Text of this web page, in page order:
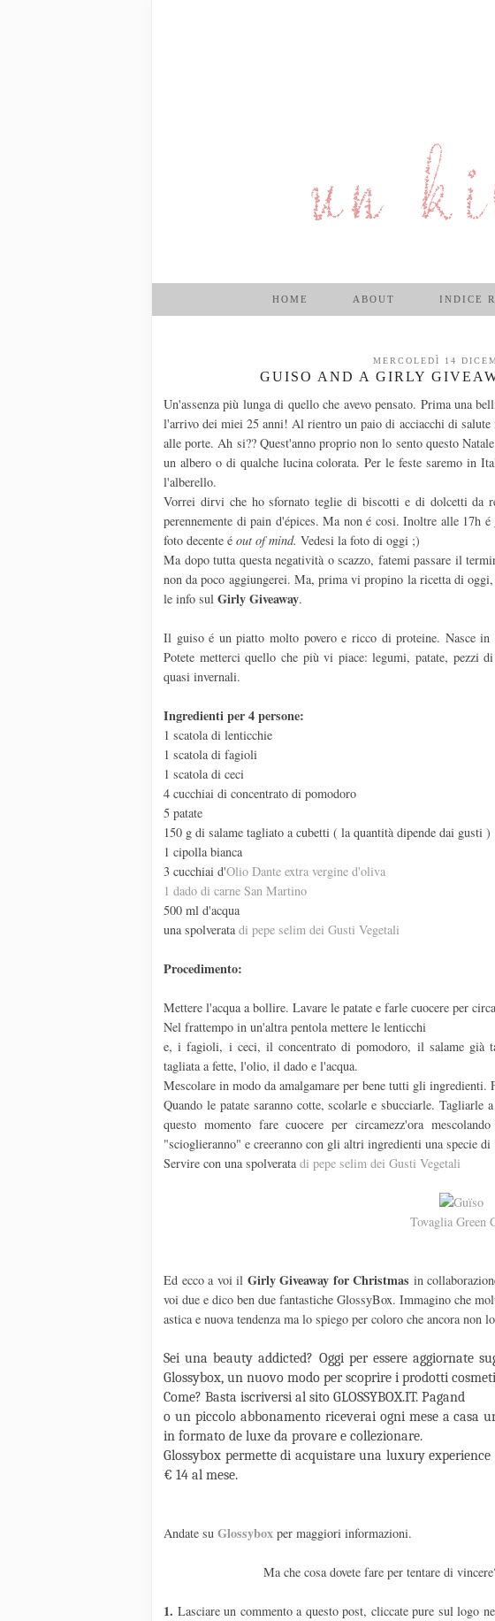
HOME ABOUT INDICE
MERCOLEDÌ 14
GUISO AND A GIRLY
Un'assenza più lunga di quello che avevo pensato. Prima una
l'arrivo dei miei 25 anni! Al rientro un paio di acciacchi di
alle porte. Ah si?? Quest'anno proprio non lo sento questo
un albero o di qualche lucina colorata. Per le feste saremo in
l'alberello.
Vorrei dirvi che ho sfornato teglie di biscotti e di dolcetti da
perennemente di pain d'épices. Ma non é cosi. Inoltre alle 17h
foto decente é out of mind. Vedesi la foto di oggi ;)
Ma dopo tutta questa negatività o scazzo, fatemi passare il
non da poco aggiungerei. Ma, prima vi propino la ricetta di
le info sul GirlyGiveaway.
Il guiso é un piatto molto povero e ricco di proteine. Nasce
Potete metterci quello che più vi piace: legumi, patate, pezzi
quasi invernali.
Ingredienti per 4 persone:
1 scatola di lenticchie
1 scatola di fagioli
1 scatola di ceci
4 cucchiai di concentrato di pomodoro
5 patate
150 g di salame tagliato a cubetti ( la quantità dipende dai gusti )
1 cipolla bianca
3 cucchiai d'Olio Dante extra vergine d'oliva
1 dado di carne San Martino
500 ml d'acqua
una spolveratadi pepe selim dei Gusti Vegetali
Procedimento:
Mettere l'acqua a bollire. Lavare le patate e farle cuocere per
Nel frattempo in un'altra pentola mettere le lenticchi
e, i fagioli, i ceci, il concentrato di pomodoro, il salame già
tagliata a fette, l'olio, il dado e l'acqua.
Mescolare in modo da amalgamare per bene tutti gli ingredienti.
Quando le patate saranno cotte, scolarle e sbucciarle.
questo momento fare cuocere per circamezz'ora
"scioglieranno" e creeranno con gli altri ingredienti una specie di
Servire con una spolveratadi pepe selim dei Gusti Vegetali
Tovaglia Green
Ed ecco a voi il Girly Giveaway for Christmas in
voi due e dico ben due fantastiche GlossyBox. Immagino che
astica e nuova tendenza ma lo spiego per coloro che ancora non
Sei una beauty addicted? Oggi per essere aggiornate
Glossybox, un nuovo modo per scoprire i prodotti
Come? Basta iscriversi al sito GLOSSYBOX.IT. Pagand
o un piccolo abbonamento riceverai ogni mese a casa
in formato de luxe da provare e collezionare.
Glossybox permette di acquistare una luxury
€ 14 al mese.
Andate su Glossybox per maggiori informazioni.
Ma che cosa dovete fare per tentare di
1. Lasciare un commento a questo post, cliccate pure sul logo